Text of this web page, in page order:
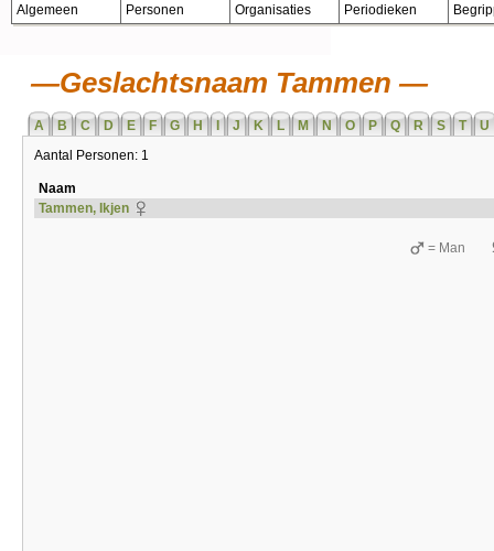
Algemeen Personen Organisaties Periodieken
Geslachtsnaam Tammen
A B C D E F G H J K L M N O P Q R S T
U
Aantal Personen: 1
Naam
Tammen, Ikjen
= Man